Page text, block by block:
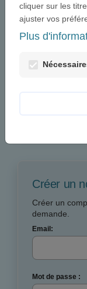
Mot de passe :
Créer un
Créer un
demande.
Email:
Mot de passe :
cliquer sur les
ajuster vos
Plus